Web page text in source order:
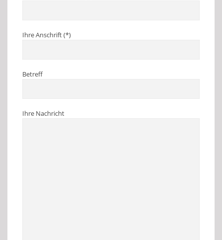
Ihre Anschrift (*)
Betreff
Ihre Nachricht